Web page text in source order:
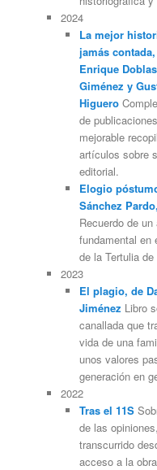
2024
La mejor
jamás
Enrique
Giménez y
Higuero
de
mejorable
artículos sobre
editorial.
Elogio
Sánchez
Recuerdo de
fundamental en
de la Tertulia de
2023
El plagio, de
Jiménez Libro
canallada que
vida de una
unos valores
generación en
2022
Tras el 11S
de las
transcurrido
acceso a la